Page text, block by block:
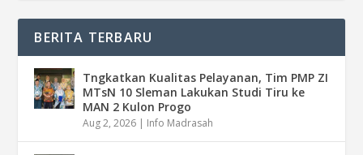
BERITA TERBARU
Tngkatkan Kualitas Pelayanan, Tim PMP ZI
MTsN 10 Sleman Lakukan Studi Tiru ke
MAN 2 Kulon Progo
Aug 2, 2026 | Info Madrasah